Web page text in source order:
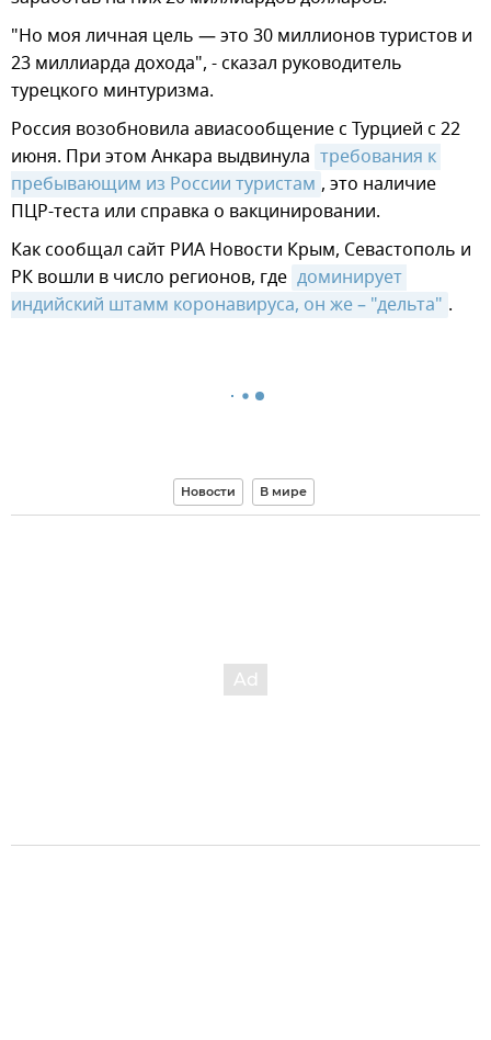
"Но моя личная цель — это 30 миллионов туристов и
23 миллиарда дохода", - сказал руководитель
турецкого минтуризма.
Россия возобновила авиасообщение с Турцией с 22
июня. При этом Анкара выдвинула требования к
пребывающим из России туристам , это наличие
ПЦР-теста или справка о вакцинировании.
Как сообщал сайт РИА Новости Крым, Севастополь и
РК вошли в число регионов, где доминирует
индийский штамм коронавируса, он же – "дельта" .
Новости В мире